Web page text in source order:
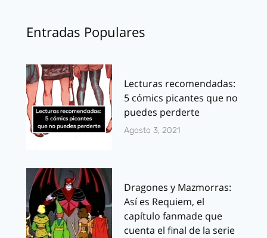
Entradas Populares
Lecturas recomendadas:
5 cómics picantes que no
puedes perderte
Agosto 3, 2021
Dragones y Mazmorras:
Así es Requiem, el
capítulo fanmade que
cuenta el final de la serie